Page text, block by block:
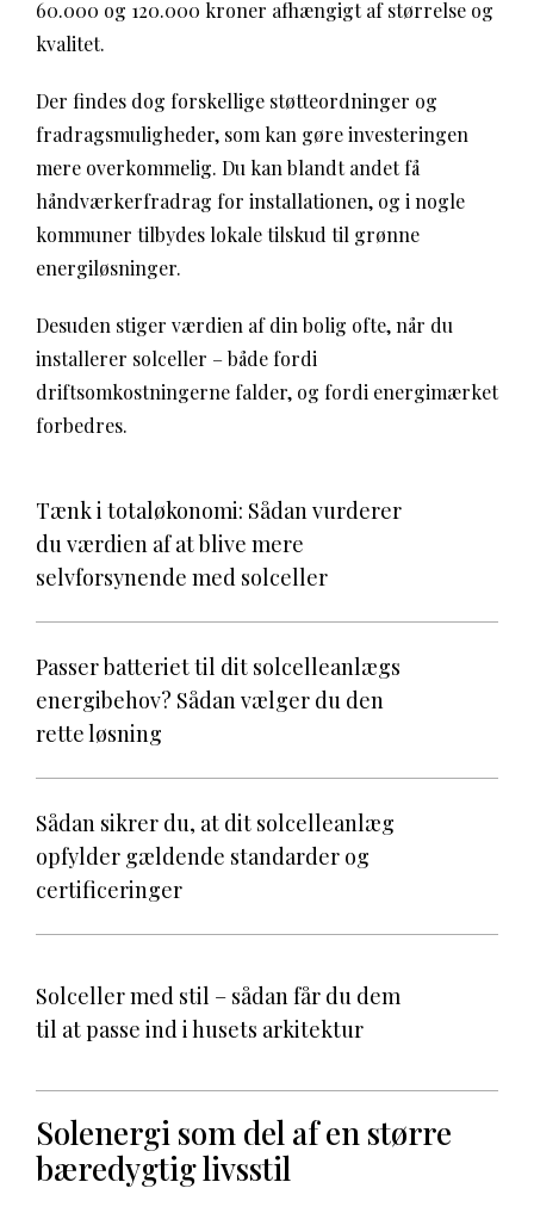
60.000 og 120.000 kroner afhængigt af størrelse og
kvalitet.
Der findes dog forskellige støtteordninger og
fradragsmuligheder, som kan gøre investeringen
mere overkommelig. Du kan blandt andet få
håndværkerfradrag for installationen, og i nogle
kommuner tilbydes lokale tilskud til grønne
energiløsninger.
Desuden stiger værdien af din bolig ofte, når du
installerer solceller – både fordi
driftsomkostningerne falder, og fordi energimærket
forbedres.
Tænk i totaløkonomi: Sådan vurderer
du værdien af at blive mere
selvforsynende med solceller
Passer batteriet til dit solcelleanlægs
energibehov? Sådan vælger du den
rette løsning
Sådan sikrer du, at dit solcelleanlæg
opfylder gældende standarder og
certificeringer
Solceller med stil – sådan får du dem
til at passe ind i husets arkitektur
Solenergi som del af en større
bæredygtig livsstil